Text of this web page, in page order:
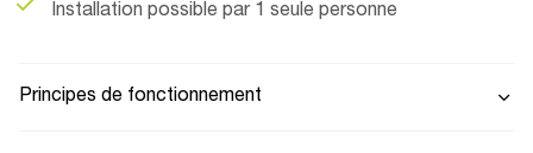
Installation possible par 1 seule personne
Principes de fonctionnement